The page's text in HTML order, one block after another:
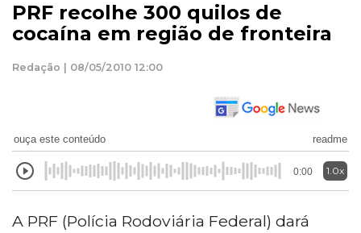
PRF recolhe 300 quilos de
cocaína em região de fronteira
Redação | 08/05/2010 12:00
ouça este conteúdo readme
0:00 1.0x
A PRF (Polícia Rodoviária Federal) dará